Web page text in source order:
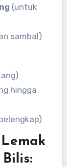
(untuk
sambal)
hingga